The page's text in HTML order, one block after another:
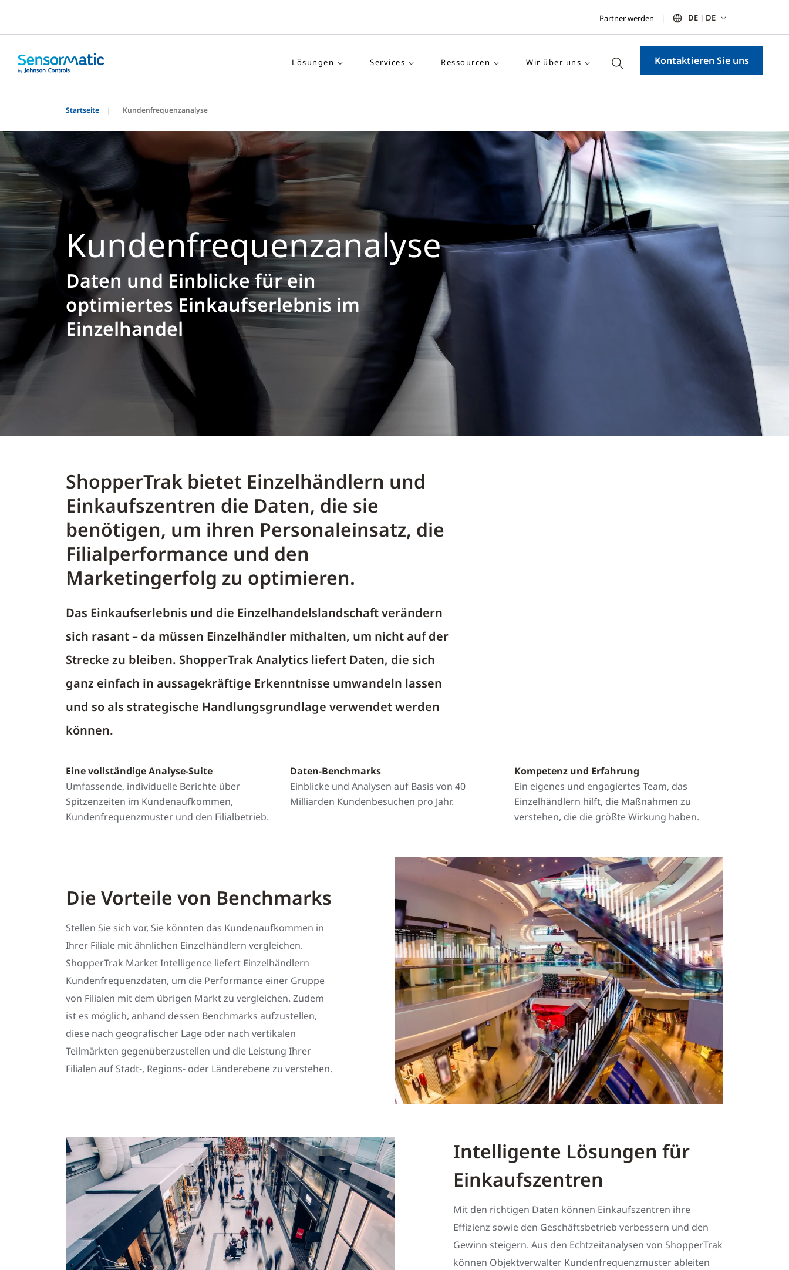
Partner werden DE | DE
Lösungen Services Ressourcen Wir über uns Kontaktieren Sie uns
Startseite Kundenfrequenzanalyse
Kundenfrequenzanalyse
Daten und Einblicke für ein
optimiertes Einkaufserlebnis im
Einzelhandel
ShopperTrak bietet Einzelhändlern und
Einkaufszentren die Daten, die sie
benötigen, um ihren Personaleinsatz, die
Filialperformance und den
Marketingerfolg zu optimieren.
Das Einkaufserlebnis und die Einzelhandelslandschaft verändern
sich rasant – da müssen Einzelhändler mithalten, um nicht auf der
Strecke zu bleiben. ShopperTrak Analytics liefert Daten, die sich
ganz einfach in aussagekräftige Erkenntnisse umwandeln lassen
und so als strategische Handlungsgrundlage verwendet werden
können.
Eine vollständige Analyse-Suite
Umfassende, individuelle Berichte über
Spitzenzeiten im Kundenaufkommen,
Kundenfrequenzmuster und den Filialbetrieb.
Daten-Benchmarks
Einblicke und Analysen auf Basis von 40
Milliarden Kundenbesuchen pro Jahr.
Kompetenz und Erfahrung
Ein eigenes und engagiertes Team, das
Einzelhändlern hilft, die Maßnahmen zu
verstehen, die die größte Wirkung haben.
Die Vorteile von Benchmarks
Stellen Sie sich vor, Sie könnten das Kundenaufkommen in
Ihrer Filiale mit ähnlichen Einzelhändlern vergleichen.
ShopperTrak Market Intelligence liefert Einzelhändlern
Kundenfrequenzdaten, um die Performance einer Gruppe
von Filialen mit dem übrigen Markt zu vergleichen. Zudem
ist es möglich, anhand dessen Benchmarks aufzustellen,
diese nach geografischer Lage oder nach vertikalen
Teilmärkten gegenüberzustellen und die Leistung Ihrer
Filialen auf Stadt-, Regions- oder Länderebene zu verstehen.
Intelligente Lösungen für
Einkaufszentren
Mit den richtigen Daten können Einkaufszentren ihre
Effizienz sowie den Geschäftsbetrieb verbessern und den
Gewinn steigern. Aus den Echtzeitanalysen von ShopperTrak
können Objektverwalter Kundenfrequenzmuster ableiten